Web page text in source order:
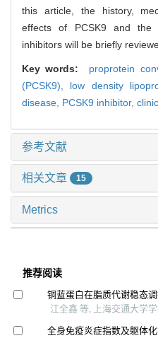
this article, the history,
effects of PCSK9 and the
inhibitors will be briefly
Key words:
proprotein
(PCSK9), low density
disease, PCSK9 inhibitor,
参考文献
相关文章 15
Metrics
推荐阅读
铜蓝蛋白在脂质代谢稳态
江全鑫 等, 上海交通大学
全身免疫炎症指数及躯体